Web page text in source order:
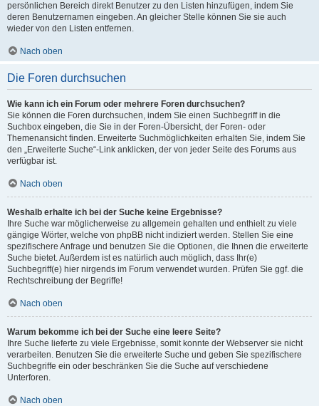
persönlichen Bereich direkt Benutzer zu den Listen hinzufügen, indem Sie
deren Benutzernamen eingeben. An gleicher Stelle können Sie sie auch
wieder von den Listen entfernen.
Nach oben
Die Foren durchsuchen
Wie kann ich ein Forum oder mehrere Foren durchsuchen?
Sie können die Foren durchsuchen, indem Sie einen Suchbegriff in die
Suchbox eingeben, die Sie in der Foren-Übersicht, der Foren- oder
Themenansicht finden. Erweiterte Suchmöglichkeiten erhalten Sie, indem Sie
den „Erweiterte Suche“-Link anklicken, der von jeder Seite des Forums aus
verfügbar ist.
Nach oben
Weshalb erhalte ich bei der Suche keine Ergebnisse?
Ihre Suche war möglicherweise zu allgemein gehalten und enthielt zu viele
gängige Wörter, welche von phpBB nicht indiziert werden. Stellen Sie eine
spezifischere Anfrage und benutzen Sie die Optionen, die Ihnen die erweiterte
Suche bietet. Außerdem ist es natürlich auch möglich, dass Ihr(e)
Suchbegriff(e) hier nirgends im Forum verwendet wurden. Prüfen Sie ggf. die
Rechtschreibung der Begriffe!
Nach oben
Warum bekomme ich bei der Suche eine leere Seite?
Ihre Suche lieferte zu viele Ergebnisse, somit konnte der Webserver sie nicht
verarbeiten. Benutzen Sie die erweiterte Suche und geben Sie spezifischere
Suchbegriffe ein oder beschränken Sie die Suche auf verschiedene
Unterforen.
Nach oben